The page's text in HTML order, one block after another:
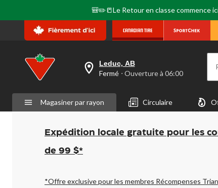
🎒✏️📒Le Retour en classe commence
votre
est
Leduc,
AB,
Fermé,
Ouverture
à
pour
changer
Leduc, AB
Fermé ⋅ Ouverture à 06:00
Magasiner par rayon Circulaire
Expédition locale gratuite pour les
de 99 $*
*Offre exclusive pour les membres Récompenses